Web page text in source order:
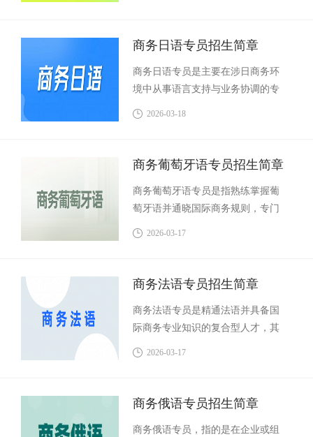
议的口译，以及协助处理海外市场
等事务。
商务日语专员招生简章
商务日语专员是主要在涉日商务环
境中从事语言支持与业务协调的专
件和客户沟通。
2026-03-18
商务葡萄牙语专员招生简章
商务葡萄牙语专员是指熟练掌握葡
萄牙语并通晓国际商务规则，专门
支持，更在于运用语言优势搭建跨
开发、商务谈判、合同审核、客户
关系维护及项目落地执行等环节。
2026-03-17
商务法语专员招生简章
商务法语专员是精通法语并具备国
际商务专业知识的复合型人才，其
与商业事务支持。
2026-03-17
商务俄语专员招生简章
商务俄语专员，指的是在企业或组